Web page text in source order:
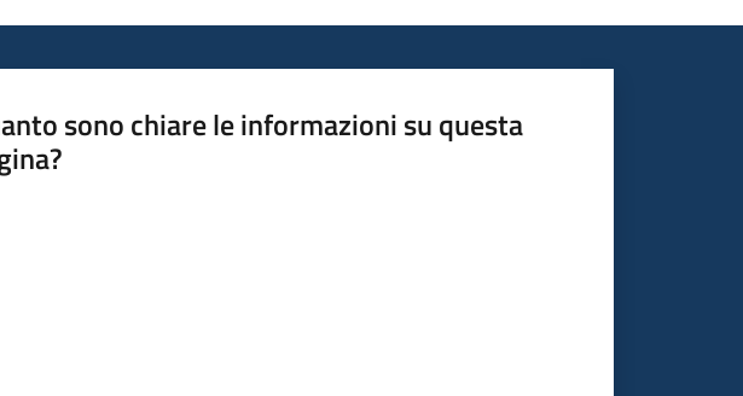
sono chiare le informazioni su questa